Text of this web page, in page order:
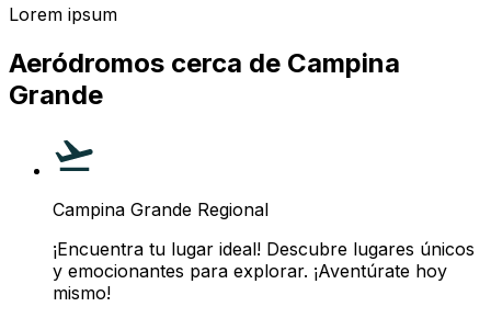
Lorem ipsum
Aeródromos cerca de Campina
Grande
Campina Grande Regional
¡Encuentra tu lugar ideal! Descubre lugares únicos
y emocionantes para explorar. ¡Aventúrate hoy
mismo!